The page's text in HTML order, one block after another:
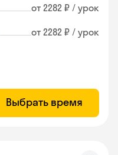
от 2282 ₽ / урок
от 2282 ₽ / урок
Выбрать время